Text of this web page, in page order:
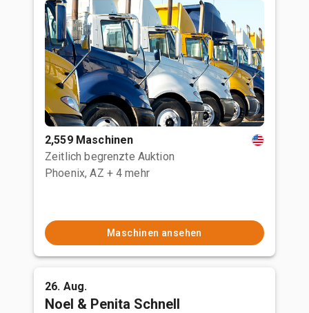
2,559 Maschinen
Zeitlich begrenzte Auktion
Phoenix, AZ + 4 mehr
Maschinen ansehen
26. Aug.
Noel & Penita Schnell